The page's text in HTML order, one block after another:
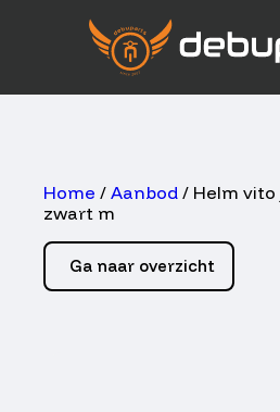
Home / Aanbod / Helm
zwart m
Ga naar overzicht